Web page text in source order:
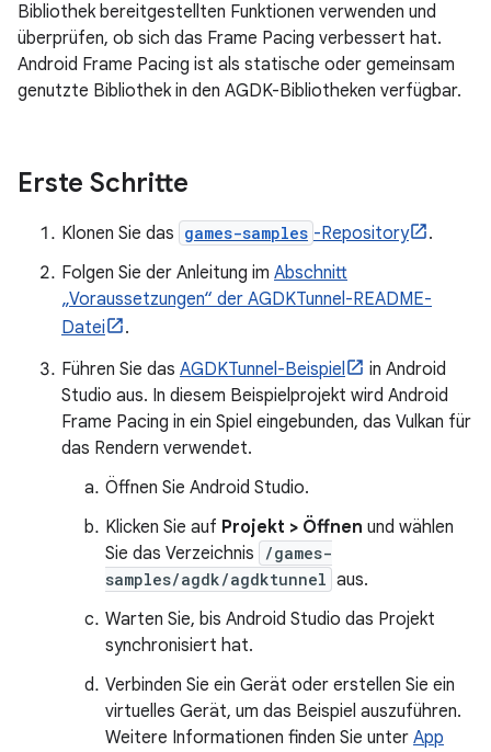
Bibliothek bereitgestellten Funktionen verwenden und
überprüfen, ob sich das Frame Pacing verbessert hat.
Android Frame Pacing ist als statische oder gemeinsam
genutzte Bibliothek in den AGDK-Bibliotheken verfügbar.
Erste Schritte
Klonen Sie das games-samples -Repository
.
Folgen Sie der Anleitung im Abschnitt
„Voraussetzungen“ der AGDKTunnel-README-
Datei
.
Führen Sie das AGDKTunnel-Beispiel
in Android
Studio aus. In diesem Beispielprojekt wird Android
Frame Pacing in ein Spiel eingebunden, das Vulkan für
das Rendern verwendet.
Öffnen Sie Android Studio.
Klicken Sie auf Projekt > Öffnen und wählen
Sie das Verzeichnis
/games-
samples/agdk/agdktunnel aus.
Warten Sie, bis Android Studio das Projekt
synchronisiert hat.
Verbinden Sie ein Gerät oder erstellen Sie ein
virtuelles Gerät, um das Beispiel auszuführen.
Weitere Informationen finden Sie unter App